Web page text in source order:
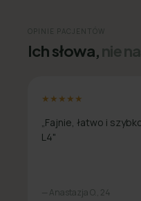
OPINIE PACJENTÓW
Ich słowa,nie
★★★★★
„Fajnie, łatwo i
L4"
— Anastazja O., 24